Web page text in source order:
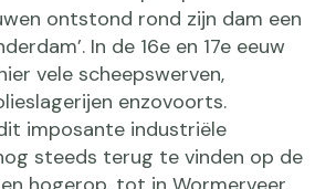
ontstond rond zijn dam een
In de 16e en 17e eeuw
vele scheepswerven,
enzovoorts.
imposante industriële
steeds terug te vinden op de